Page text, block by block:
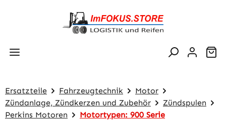
Zum Hauptinhalt springen
Ersatzteile Fahrzeugtechnik
Motor
Zündanlage, Zündkerzen und Zubehör
Zündspulen
Perkins Motoren
Motortypen: 900 Serie